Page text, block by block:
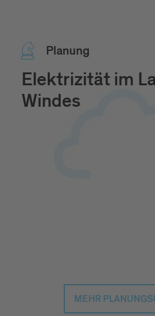
Pla­nung
Elektrizität im
Windes
MEHR